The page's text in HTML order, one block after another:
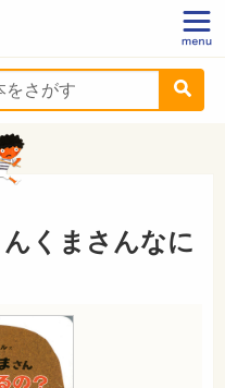
くまさんなに